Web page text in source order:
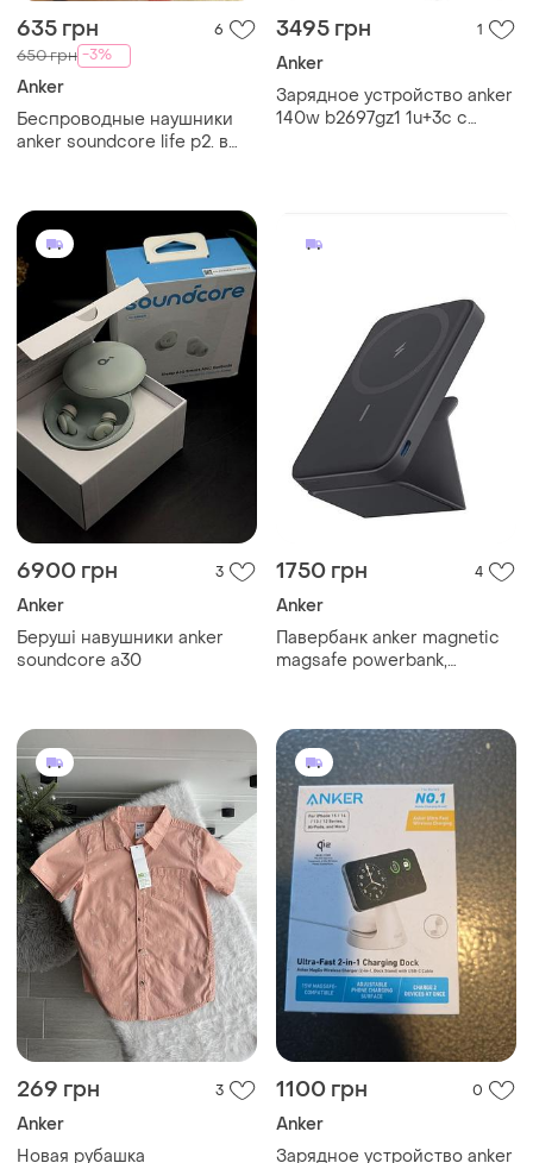
635 грн 6
650 грн -3%
Anker
Беспроводные наушники
anker soundcore life p2. в
3495 грн 1
Anker
Зарядное устройство anker
140w b2697gz1 1u+3c с
6900 грн 3
Anker
Беруші навушники anker
soundcore a30
1750 грн 4
Anker
Павербанк anker magnetic
magsafe powerbank,
16/15/14/13/12 series (2 gen)
- black
269 грн 3
Anker
Новая рубашка
1100 грн 0
Anker
Зарядное устройство anker